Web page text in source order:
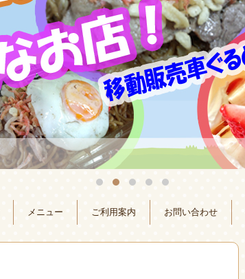
メニュー ご利用案内 お問い合わせ